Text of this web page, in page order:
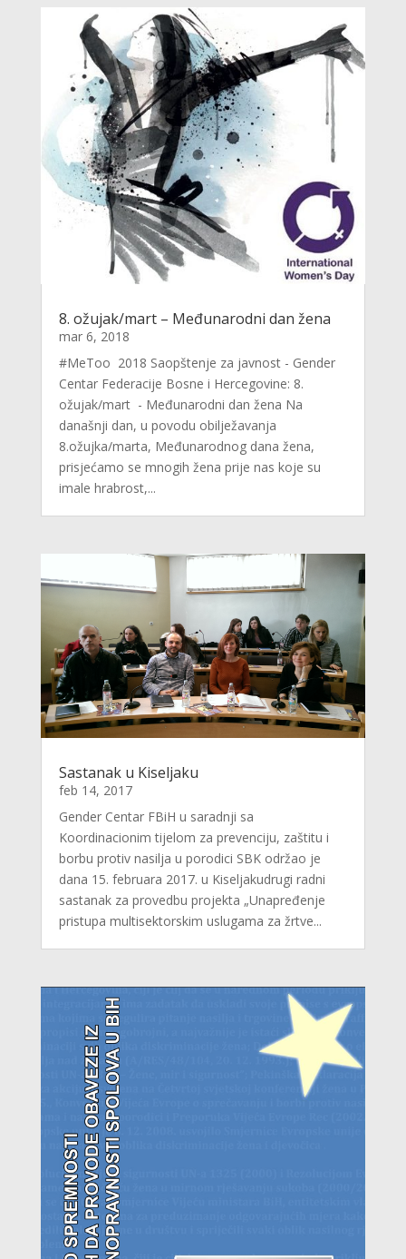
8. ožujak/mart – Međunarodni dan žena
mar 6, 2018
#MeToo 2018 Saopštenje za javnost - Gender
Centar Federacije Bosne i Hercegovine: 8.
ožujak/mart - Međunarodni dan žena Na
današnji dan, u povodu obilježavanja
8.ožujka/marta, Međunarodnog dana žena,
prisjećamo se mnogih žena prije nas koje su
imale hrabrost,...
Sastanak u Kiseljaku
feb 14, 2017
Gender Centar FBiH u saradnji sa
Koordinacionim tijelom za prevenciju, zaštitu i
borbu protiv nasilja u porodici SBK održao je
dana 15. februara 2017. u Kiseljakudrugi radni
sastanak za provedbu projekta „Unapređenje
pristupa multisektorskim uslugama za žrtve...